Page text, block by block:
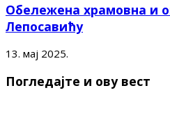
Обележена храмовна и
Лепосавићу
13. мај 2025.
Погледајте и ову вест